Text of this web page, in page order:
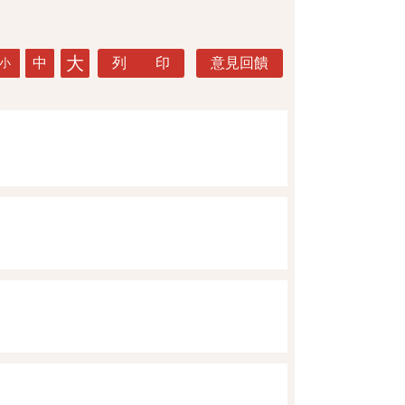
小 中 大 列 印 意見回饋